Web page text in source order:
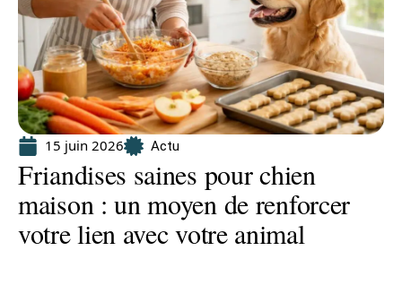
15 juin 2026 Actu
Friandises saines pour chien
maison : un moyen de renforcer
votre lien avec votre animal